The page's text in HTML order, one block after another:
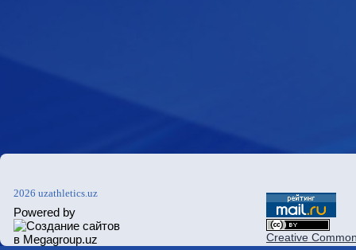
2026 uzathletics.uz
Powered by
Creative